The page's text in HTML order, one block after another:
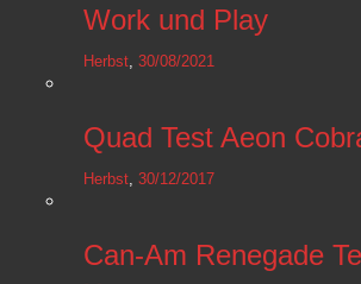
Work und Play
Herbst 30/08/2021
Quad Test Aeon
Herbst 30/12/2017
Can-Am Renegade